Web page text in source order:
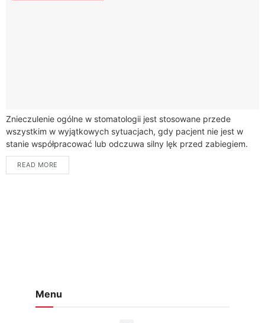
Znieczulenie ogólne w stomatologii jest stosowane przede
wszystkim w wyjątkowych sytuacjach, gdy pacjent nie jest w
stanie współpracować lub odczuwa silny lęk przed zabiegiem.
Choć najczęściej stosuje się znieczulenie miejscowe,...
READ MORE
Menu